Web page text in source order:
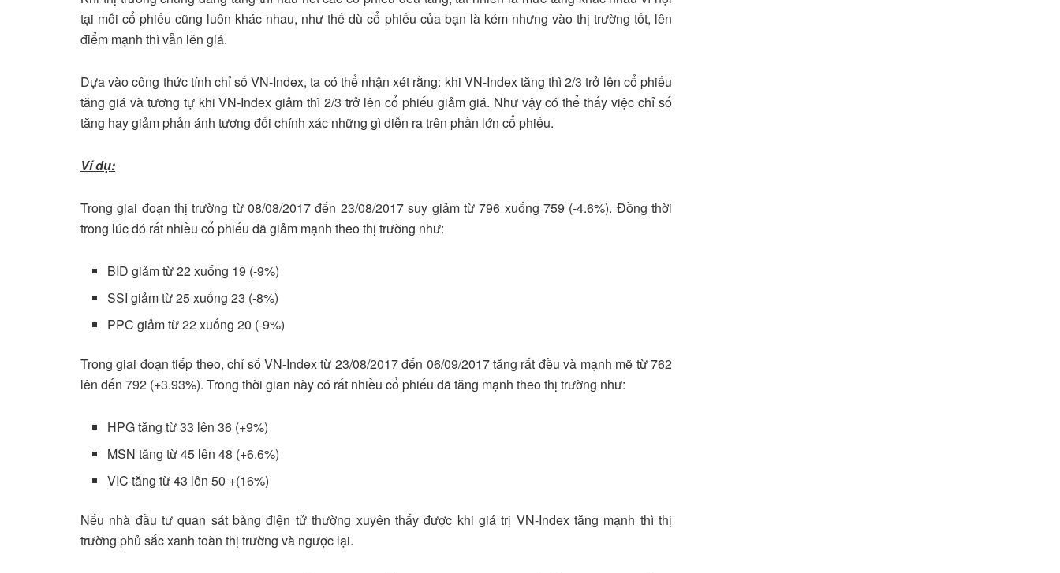
tại mỗi cổ phiếu cũng luôn khác nhau, như thế dù cổ phiếu của bạn là kém nhưng vào thị trường tốt, lên
điểm mạnh thì vẫn lên giá.
Dựa vào công thức tính chỉ số VN-Index, ta có thể nhận xét rằng: khi VN-Index tăng thì 2/3 trở lên cổ phiếu
tăng giá và tương tự khi VN-Index giảm thì 2/3 trở lên cổ phiếu giảm giá. Như vậy có thể thấy việc chỉ số
tăng hay giảm phản ánh tương đối chính xác những gì diễn ra trên phần lớn cổ phiếu.
Ví dụ:
Trong giai đoạn thị trường từ 08/08/2017 đến 23/08/2017 suy giảm từ 796 xuống 759 (-4.6%). Đồng thời
trong lúc đó rất nhiều cổ phiếu đã giảm mạnh theo thị trường như:
BID giảm từ 22 xuống 19 (-9%)
SSI giảm từ 25 xuống 23 (-8%)
PPC giảm từ 22 xuống 20 (-9%)
Trong giai đoạn tiếp theo, chỉ số VN-Index từ 23/08/2017 đến 06/09/2017 tăng rất đều và mạnh mẽ từ 762
lên đến 792 (+3.93%). Trong thời gian này có rất nhiều cổ phiếu đã tăng mạnh theo thị trường như:
HPG tăng từ 33 lên 36 (+9%)
MSN tăng từ 45 lên 48 (+6.6%)
VIC tăng từ 43 lên 50 +(16%)
Nếu nhà đầu tư quan sát bảng điện tử thường xuyên thấy được khi giá trị VN-Index tăng mạnh thì thị
trường phủ sắc xanh toàn thị trường và ngược lại.